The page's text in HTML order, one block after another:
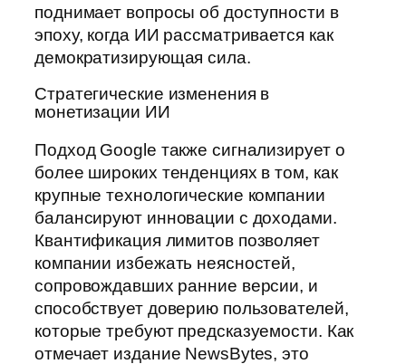
поднимает вопросы об доступности в
эпоху, когда ИИ рассматривается как
демократизирующая сила.
Стратегические изменения в
монетизации ИИ
Подход Google также сигнализирует о
более широких тенденциях в том, как
крупные технологические компании
балансируют инновации с доходами.
Квантификация лимитов позволяет
компании избежать неясностей,
сопровождавших ранние версии, и
способствует доверию пользователей,
которые требуют предсказуемости. Как
отмечает издание NewsBytes, это